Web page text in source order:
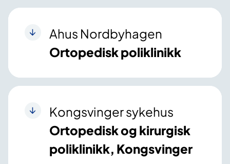
Ahus Nordbyhagen
Ortopedisk poliklinikk
Kongsvinger sykehus
Ortopedisk og kirurgisk
poliklinikk, Kongsvinger